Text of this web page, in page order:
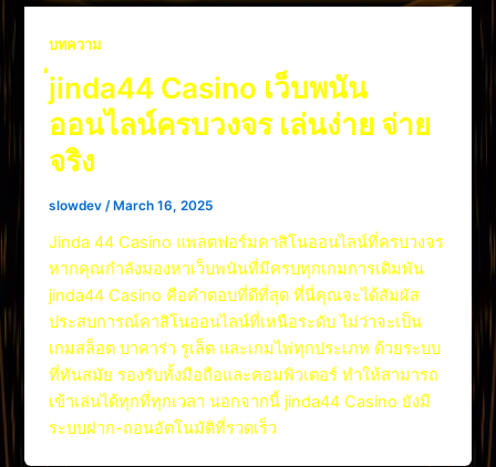
บทความ
่jinda44 Casino เว็บพนัน
ออนไลน์ครบวงจร เล่นง่าย จ่าย
จริง
slowdev/March 16, 2025
Jinda 44 Casino แพลตฟอร์มคาสิโนออนไลน์ที่ครบวงจร
หากคุณกำลังมองหาเว็บพนันที่มีครบทุกเกมการเดิมพัน
jinda44 Casino คือคำตอบที่ดีที่สุด ที่นี่คุณจะได้สัมผัส
ประสบการณ์คาสิโนออนไลน์ที่เหนือระดับ ไม่ว่าจะเป็น
เกมสล็อต บาคาร่า รูเล็ต และเกมไพ่ทุกประเภท ด้วยระบบ
ที่ทันสมัย รองรับทั้งมือถือและคอมพิวเตอร์ ทำให้สามารถ
เข้าเล่นได้ทุกที่ทุกเวลา นอกจากนี้ jinda44 Casino ยังมี
ระบบฝาก-ถอนอัตโนมัติที่รวดเร็ว